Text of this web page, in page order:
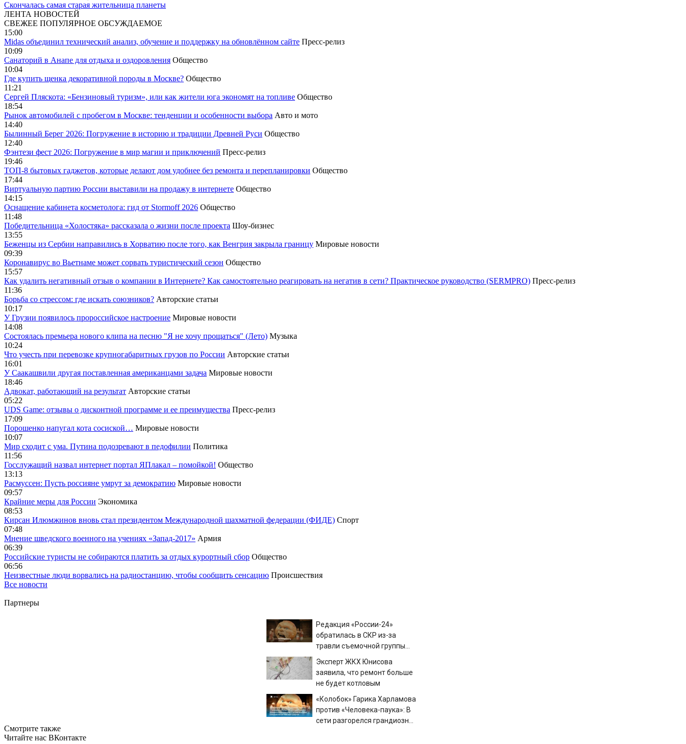
Скончалась самая старая жительница планеты
ЛЕНТА НОВОСТЕЙ
СВЕЖЕЕ ПОПУЛЯРНОЕ ОБСУЖДАЕМОЕ
15:00
Midas объединил технический анализ, обучение и поддержку на обновлённом сайте Пресс-релиз
10:09
Санаторий в Анапе для отдыха и оздоровления Общество
10:04
Где купить щенка декоративной породы в Москве? Общество
11:21
Сергей Пляскота: «Бензиновый туризм», или как жители юга экономят на топливе Общество
18:54
Рынок автомобилей с пробегом в Москве: тенденции и особенности выбора Авто и мото
14:40
Былинный Берег 2026: Погружение в историю и традиции Древней Руси Общество
12:40
Фэнтези фест 2026: Погружение в мир магии и приключений Пресс-релиз
19:46
ТОП-8 бытовых гаджетов, которые делают дом удобнее без ремонта и перепланировки Общество
17:44
Виртуальную партию России выставили на продажу в интернете Общество
14:15
Оснащение кабинета косметолога: гид от Stormoff 2026 Общество
11:48
Победительница «Холостяка» рассказала о жизни после проекта Шоу-бизнес
13:55
Беженцы из Сербии направились в Хорватию после того, как Венгрия закрыла границу Мировые новости
09:39
Коронавирус во Вьетнаме может сорвать туристический сезон Общество
15:57
Как удалить негативный отзыв о компании в Интернете? Как самостоятельно реагировать на негатив в сети? Практическое руководство (SERMPRO) Пресс-релиз
11:36
Борьба со стрессом: где искать союзников? Авторские статьи
10:17
У Грузии появилось пророссийское настроение Мировые новости
14:08
Cостоялась премьера нового клипа на песню "Я не хочу прощаться" (Лето) Музыка
10:24
Что учесть при перевозке крупногабаритных грузов по России Авторские статьи
16:01
У Саакашвили другая поставленная американцами задача Мировые новости
18:46
Адвокат, работающий на результат Авторские статьи
05:22
UDS Game: отзывы о дисконтной программе и ее преимущества Пресс-релиз
17:09
Порошенко напугал кота сосиской… Мировые новости
10:07
Мир сходит с ума. Путина подозревают в педофилии Политика
11:56
Госслужащий назвал интернет портал ЯПлакал – помойкой! Общество
13:13
Расмуссен: Пусть россияне умрут за демократию Мировые новости
09:57
Крайние меры для России Экономика
08:53
Кирсан Илюмжинов вновь стал президентом Международной шахматной федерации (ФИДЕ) Спорт
07:48
Мнение шведского военного на учениях «Запад-2017» Армия
06:39
Российские туристы не собираются платить за отдых курортный сбор Общество
06:56
Неизвестные люди ворвались на радиостанцию, чтобы сообщить сенсацию Происшествия
Все новости
Партнеры
Редакция «России-24»
обратилась в СКР из-за
травли съемочной группы
Эксперт ЖКХ Юнисова
заявила, что ремонт больше
не будет котловым
«Колобок» Гарика Харламова
против «Человека-паука»: В
сети разгорелся грандиозный
Смотрите также
Читайте нас ВКонтакте